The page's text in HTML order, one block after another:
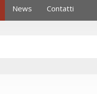
News Contatti